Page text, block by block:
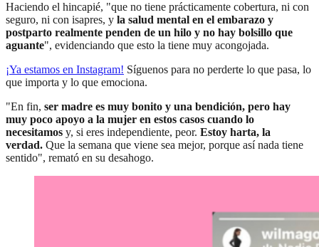
Haciendo el hincapié, "que no tiene prácticamente cobertura, ni con
seguro, ni con isapres, y la salud mental en el embarazo y
postparto realmente penden de un hilo y no hay bolsillo que
aguante", evidenciando que esto la tiene muy acongojada.
¡Ya estamos en Instagram! Síguenos para no perderte lo que pasa, lo
que importa y lo que emociona.
"En fin, ser madre es muy bonito y una bendición, pero hay
muy poco apoyo a la mujer en estos casos cuando lo
necesitamos y, si eres independiente, peor. Estoy harta, la
verdad. Que la semana que viene sea mejor, porque así nada tiene
sentido", remató en su desahogo.